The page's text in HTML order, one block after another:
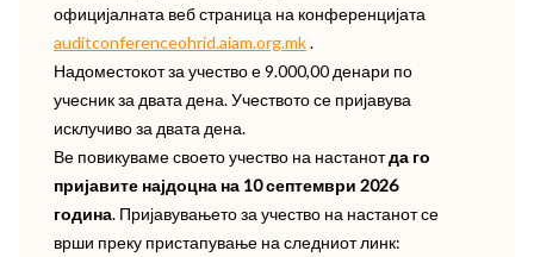
официјалната веб страница на конференцијата
auditconferenceohrid.aiam.org.mk.
Надоместокот за учество е 9.000,00 денари по
учесник за двата дена. Учеството се пријавува
исклучиво за двата дена.
Ве повикуваме своето учество на настанотда го
пријавите најдоцна на 10 септември 2026
година. Пријавувањето за учество на настанот се
врши преку пристапување на следниот линк: